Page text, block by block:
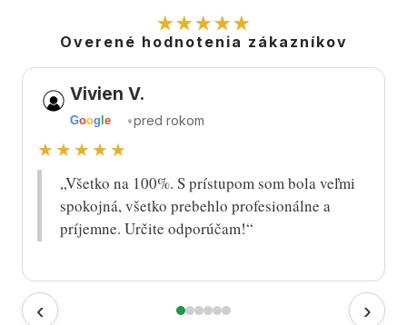
★★★★★
Overené hodnotenia zákazníkov
‹
Vivien V.
Goog le •pred rokom
★★★★★
„Všetko na 100%. S prístupom som bola veľmi
spokojná, všetko prebehlo profesionálne a
príjemne. Určite odporúčam!“
›